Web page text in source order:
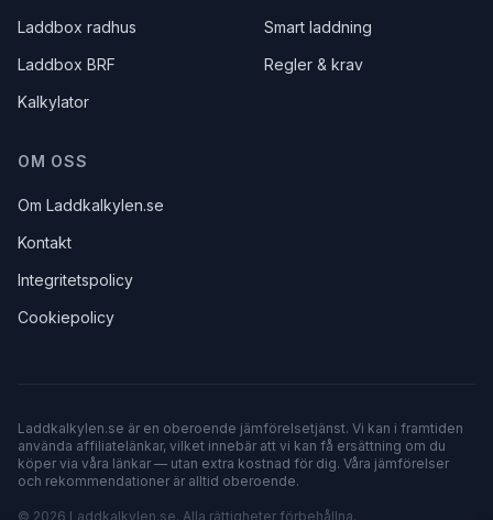
Laddbox radhus
Laddbox BRF
Kalkylator
Smart laddning
Regler & krav
OM OSS
Om Laddkalkylen.se
Kontakt
Integritetspolicy
Cookiepolicy
Laddkalkylen.se är en oberoende jämförelsetjänst. Vi kan i framtiden
använda affiliatelänkar, vilket innebär att vi kan få ersättning om du
köper via våra länkar — utan extra kostnad för dig. Våra jämförelser
och rekommendationer är alltid oberoende.
© 2026 Laddkalkylen.se. Alla rättigheter förbehållna.